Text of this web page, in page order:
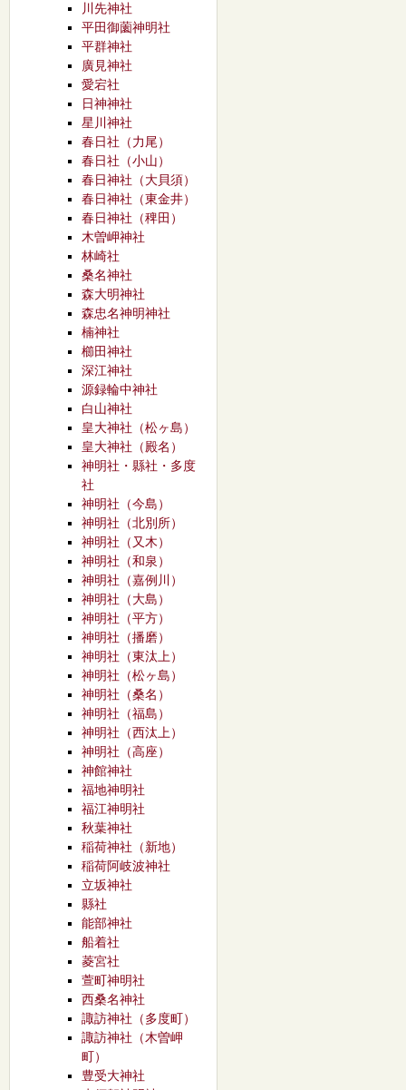
川先神社
平田御薗神明社
平群神社
廣見神社
愛宕社
日神神社
星川神社
春日社（力尾）
春日社（小山）
春日神社（大貝須）
春日神社（東金井）
春日神社（稗田）
木曽岬神社
林崎社
桑名神社
森大明神社
森忠名神明神社
楠神社
櫛田神社
深江神社
源録輪中神社
白山神社
皇大神社（松ヶ島）
皇大神社（殿名）
神明社・縣社・多度
社
神明社（今島）
神明社（北別所）
神明社（又木）
神明社（和泉）
神明社（嘉例川）
神明社（大島）
神明社（平方）
神明社（播磨）
神明社（東汰上）
神明社（松ヶ島）
神明社（桑名）
神明社（福島）
神明社（西汰上）
神明社（高座）
神館神社
福地神明社
福江神明社
秋葉神社
稲荷神社（新地）
稲荷阿岐波神社
立坂神社
縣社
能部神社
船着社
菱宮社
萱町神明社
西桑名神社
諏訪神社（多度町）
諏訪神社（木曽岬
町）
豊受大神社